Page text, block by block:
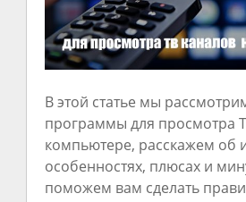
В этой статье мы
программы для просмотра
компьютере, расскажем об
особенностях, плюсах и
поможем вам сделать